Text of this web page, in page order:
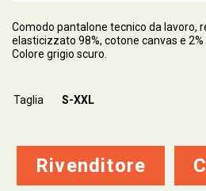
Comodo pantalone tecnico da lavoro,
elasticizzato 98%, cotone canvas e
Colore grigio scuro.
Taglia S-XXL
Rivenditore